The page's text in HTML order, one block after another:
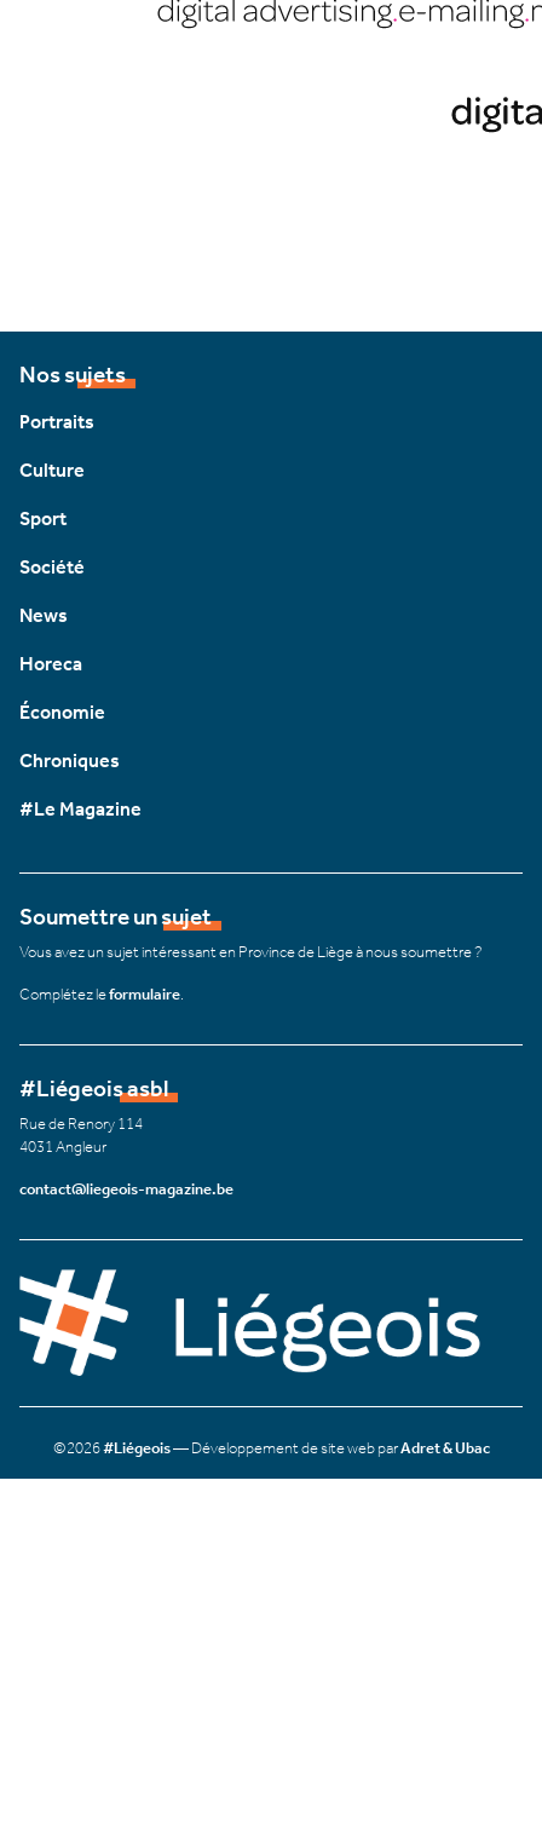
Nos sujets
Portraits
Culture
Sport
Société
News
Horeca
Économie
Chroniques
#Le Magazine
Soumettre un sujet
Vous avez un sujet intéressant en Province de Liège à nous soumettre ?
Complétez leformulaire
#Liégeois asbl
Rue de Renory 114
4031 Angleur
contact@liegeois-magazine.be
©2026#Liégeois— Développement de site web parAdret & Ubac